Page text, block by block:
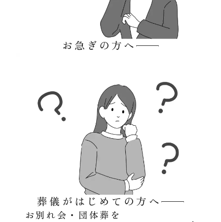
お急ぎの方へ
葬儀がはじめての方へ
お別れ会・団体葬を